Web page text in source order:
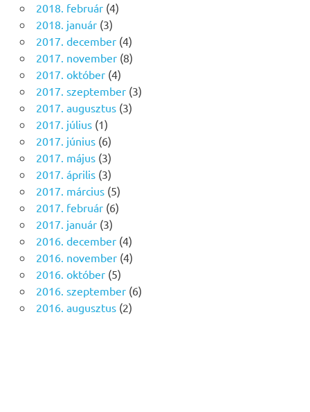
2018. február(4)
2018. január(3)
2017. december(4)
2017. november(8)
2017. október(4)
2017. szeptember(3)
2017. augusztus(3)
2017. július(1)
2017. június(6)
2017. május(3)
2017. április(3)
2017. március(5)
2017. február(6)
2017. január(3)
2016. december(4)
2016. november(4)
2016. október(5)
2016. szeptember(6)
2016. augusztus(2)